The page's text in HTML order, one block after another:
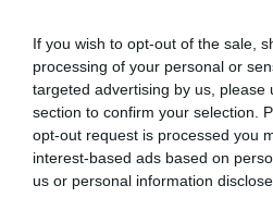
If you wish to opt-out of the sale,
processing of your personal or
targeted advertising by us, please
section to confirm your selection.
opt-out request is processed you
interest-based ads based on
us or personal information
szerelmesek egy pár, ő kérte fel
fogadalmaikat.
– Itt is volt némi csavar,
megegyeztünk, hogy lesz
volt, hogy spontán mondjuk el
érzéseinket és a